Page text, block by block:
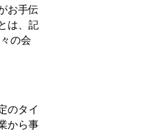
お手伝
は、記
の会
のタイ
から事